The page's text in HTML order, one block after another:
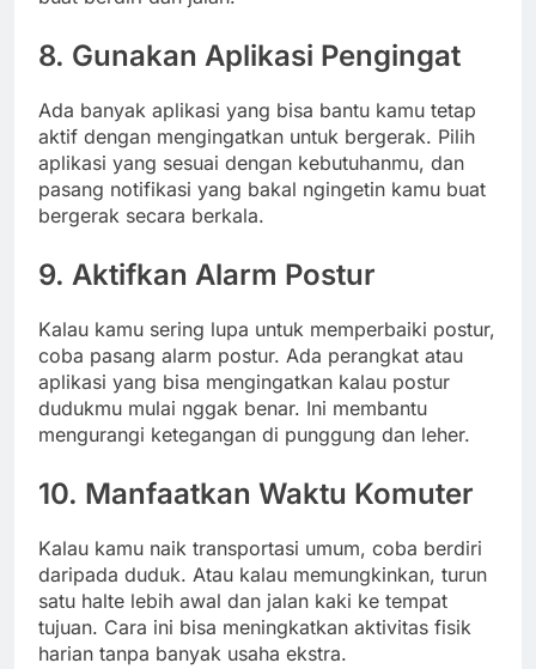
8. Gunakan Aplikasi Pengingat
Ada banyak aplikasi yang bisa bantu kamu tetap
aktif dengan mengingatkan untuk bergerak. Pilih
aplikasi yang sesuai dengan kebutuhanmu, dan
pasang notifikasi yang bakal ngingetin kamu buat
bergerak secara berkala.
9. Aktifkan Alarm Postur
Kalau kamu sering lupa untuk memperbaiki postur,
coba pasang alarm postur. Ada perangkat atau
aplikasi yang bisa mengingatkan kalau postur
dudukmu mulai nggak benar. Ini membantu
mengurangi ketegangan di punggung dan leher.
10. Manfaatkan Waktu Komuter
Kalau kamu naik transportasi umum, coba berdiri
daripada duduk. Atau kalau memungkinkan, turun
satu halte lebih awal dan jalan kaki ke tempat
tujuan. Cara ini bisa meningkatkan aktivitas fisik
harian tanpa banyak usaha ekstra.